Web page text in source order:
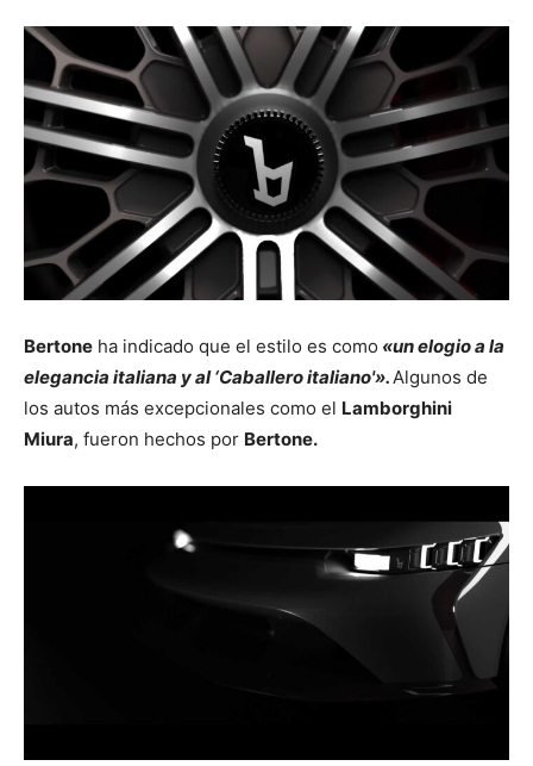
Bertone ha indicado que el estilo es como «un elogio a la
elegancia italiana y al ‘Caballero italiano'». Algunos de
los autos más excepcionales como el Lamborghini
Miura, fueron hechos por Bertone.